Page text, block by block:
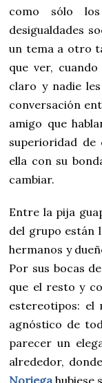
como sólo los
desigualdades
un tema a otro
que ver,
claro y nadie
conversación
amigo que
superioridad de
ella con su
cambiar.
Entre la pija
del grupo están
hermanos y
Por sus bocas
que el resto y
estereotipos: el
agnóstico de
parecer un
alrededor,
Noriegahubiese